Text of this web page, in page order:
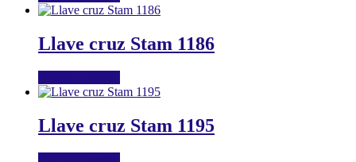
Llave cruz Stam 1186
Llave cruz Stam 1195